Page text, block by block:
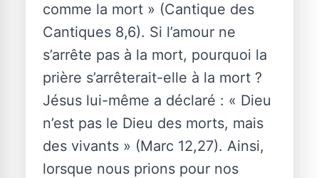
comme la mort » (Cantique des
Cantiques 8,6). Si l’amour ne
s’arrête pas à la mort, pourquoi la
prière s’arrêterait-elle à la mort ?
Jésus lui-même a déclaré : « Dieu
n’est pas le Dieu des morts, mais
des vivants » (Marc 12,27). Ainsi,
lorsque nous prions pour nos